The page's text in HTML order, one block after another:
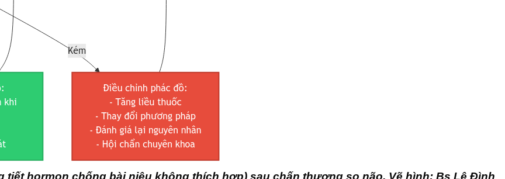
tiết hormon chống bài niệu không thích hợp) sau chấn thương sọ não. Vẽ hình: Bs Lê Đình